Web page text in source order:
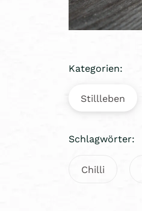
Kategorien:
Stillleben
Schlagwörter:
Chilli